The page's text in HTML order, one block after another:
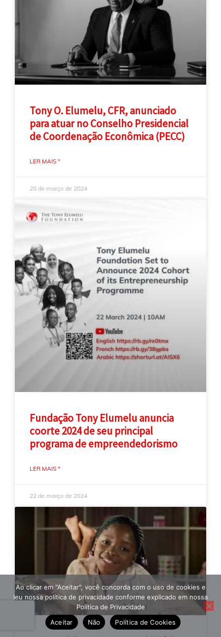
Tony O. Elumelu, CFR, anunciado
para atuar no Conselho Presidencial
de Coordenação Econômica (PECC)
LER MAIS "
28 de março de 2024
Fundação Tony Elumelu anuncia
coorte 2024 de seu principal
programa de empreendedorismo
LER MAIS "
22 de março de 2024
Ao clicar em "Aceitar", você concorda com o uso de cookies e
leu nossa política de privacidade conforme explicado em nossa
Política de Privacidade
Aceitar
Não Política de Cookies